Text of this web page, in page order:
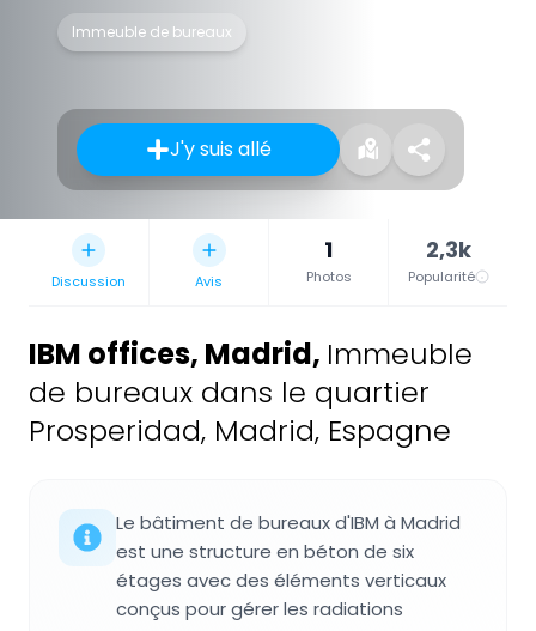
Immeuble de bureaux
J'y suis allé
Discussion Avis
1
Photos
2,3k
Popularité
IBM offices, Madrid, Immeuble
de bureaux dans le quartier
Prosperidad, Madrid, Espagne
Le bâtiment de bureaux d'IBM à Madrid
est une structure en béton de six
étages avec des éléments verticaux
conçus pour gérer les radiations